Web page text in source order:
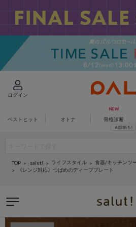
ログイン
ベストヒット オトナ 骨格診断
TOP salut! ライフスタイル 食器/キッチンツ
《レンジ対応》つばめのディーププレート